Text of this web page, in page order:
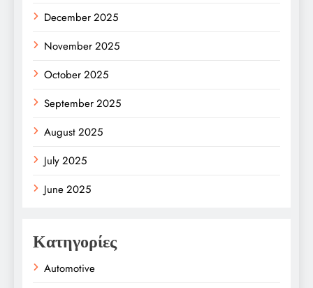
December 2025
November 2025
October 2025
September 2025
August 2025
July 2025
June 2025
Κατηγορίες
Automotive